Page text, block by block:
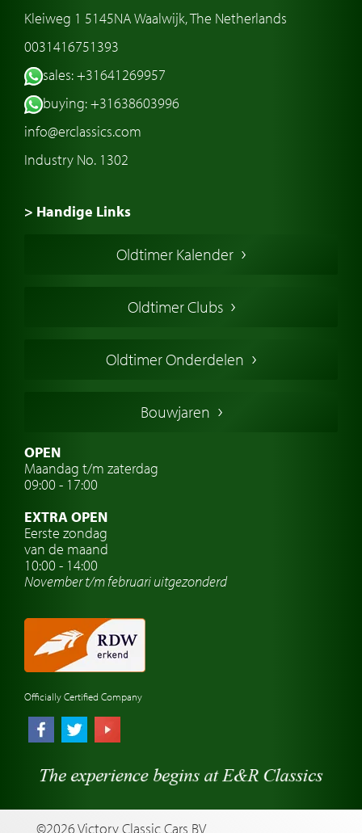
Kleiweg 1 5145NA Waalwijk, The Netherlands
0031416751393
sales: +31641269957
buying: +31638603996
info@erclassics.com
Industry No. 1302
> Handige Links
Amerikaanse oldtimers
Franse oldtimers
Zweedse oldtimers
Oldtimer verzekering
Oldtimer reizen
Oldtimerwerkplaats
Automerk horloges
Classic cars Nederland
Oldtimer Kalender
Oldtimer Clubs
Oldtimer Onderdelen
Bouwjaren
OPEN
Maandag t/m zaterdag
09:00 - 17:00
EXTRA OPEN
Eerste zondag
van de maand
10:00 - 14:00
November t/m februariuitgezonderd
Officially Certified Company
©2026 Victory Classic Cars BV